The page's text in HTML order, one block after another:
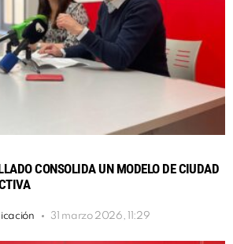
CONSOLIDA UN MODELO DE CIUDAD
31 marzo 2026, 11:29